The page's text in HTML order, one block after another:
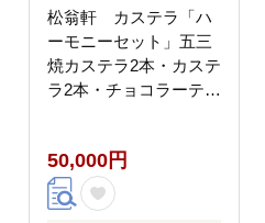
松翁軒 カステラ「ハ
ーモニーセット」五三
焼カステラ2本・カステ
ラ2本・チョコラーテ2
ょこ チョコレート ちょ
これーと チョコラーテ
スイーツ 菓子 ギフト
50,000円